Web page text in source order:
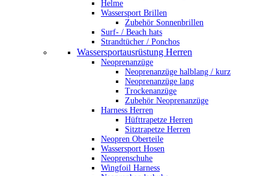
Helme
Wassersport Brillen
Zubehör Sonnenbrillen
Surf- / Beach hats
Strandtücher / Ponchos
Wassersportausrüstung Herren
Neoprenanzüge
Neoprenanzüge halblang / kurz
Neoprenanzüge lang
Trockenanzüge
Zubehör Neoprenanzüge
Harness Herren
Hüfttrapetze Herren
Sitztrapetze Herren
Neopren Oberteile
Wassersport Hosen
Neoprenschuhe
Wingfoil Harness